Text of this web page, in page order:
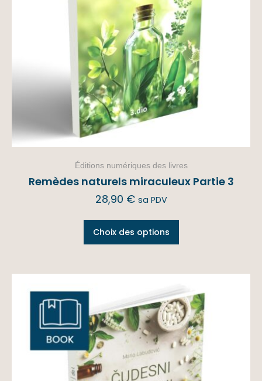
Éditions numériques des livres
Remèdes naturels miraculeux Partie 3
28,90 € sa PDV
Choix des options